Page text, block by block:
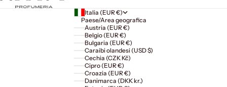
Italia (EUR €)
Paese/Area geografica
Austria (EUR €)
Belgio (EUR €)
Bulgaria (EUR €)
Caraibi olandesi (USD $)
Cechia (CZK Kč)
Cipro (EUR €)
Croazia (EUR €)
Danimarca (DKK kr.)